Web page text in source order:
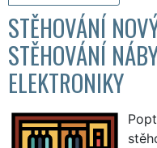
STĚHOVÁNÍ
STĚHOVÁNÍ
ELEKTRONIKY